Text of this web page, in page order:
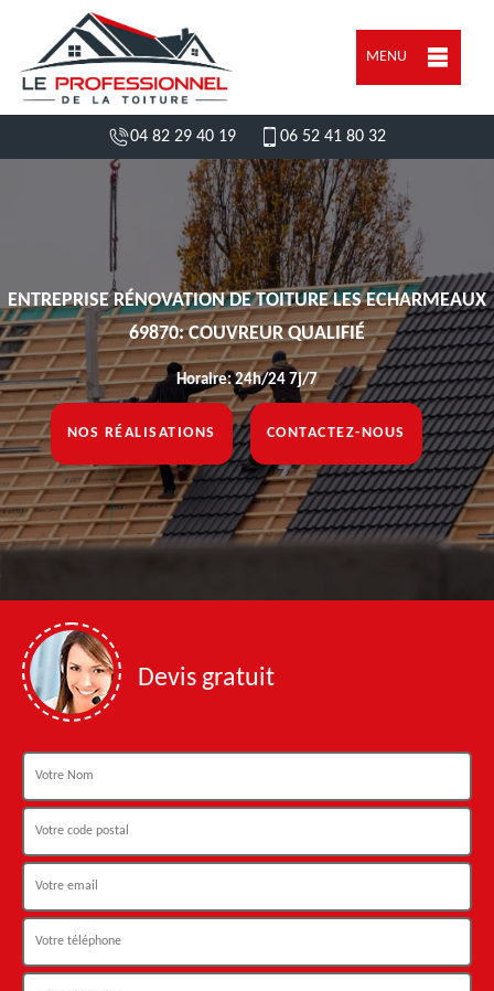
MENU
04 82 29 40 19 06 52 41 80 32
ENTREPRISE RÉNOVATION DE TOITURE LES ECHARMEAUX
69870: COUVREUR QUALIFIÉ
Horaire: 24h/24 7j/7
NOS RÉALISATIONS CONTACTEZ-NOUS
Devis gratuit